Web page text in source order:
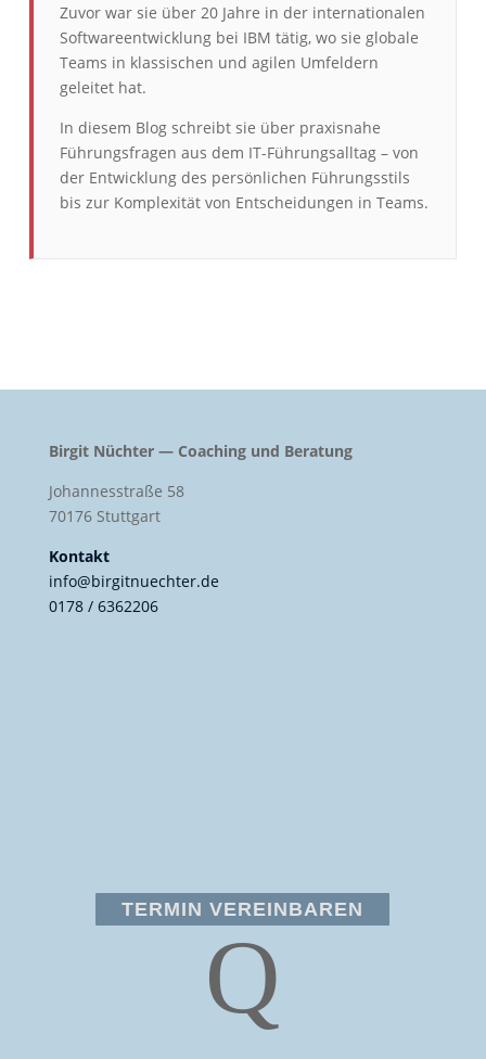
Zuvor war sie über 20 Jahre in der internationalen
Softwareentwicklung bei IBM tätig, wo sie globale
Teams in klassischen und agilen Umfeldern
geleitet hat.
In diesem Blog schreibt sie über praxisnahe
Führungsfragen aus dem IT-Führungsalltag – von
der Entwicklung des persönlichen Führungsstils
bis zur Komplexität von Entscheidungen in Teams.
Birgit Nüchter — Coaching und Beratung
Johannesstraße 58
70176 Stuttgart
Kontakt
info@birgitnuechter.de
0178 / 6362206
TERMIN VEREINBAREN
Q